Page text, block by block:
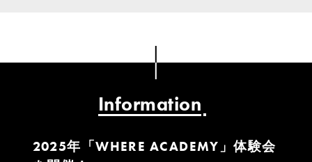
Information
2025年「WHERE ACADEMY」体験会